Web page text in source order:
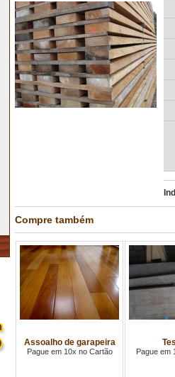
Compre também
Assoalho de garapeira
Pague em 10x no Cartão Pague em